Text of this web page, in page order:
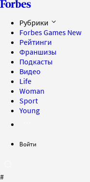
Рубрики
Forbes Games New
Рейтинги
Франшизы
Подкасты
Видео
Life
Woman
Sport
Young
Войти
#